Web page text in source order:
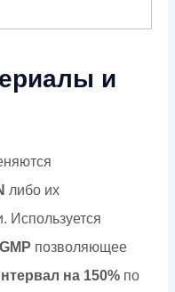
и
либо их
Используется
позволяющее
на 150% по